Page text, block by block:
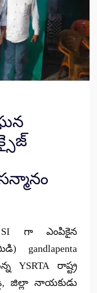
ఘన
గా ఎంపికైన
gandlapenta
YSRTA రాష్ట్ర
జిల్లా నాయకుడు